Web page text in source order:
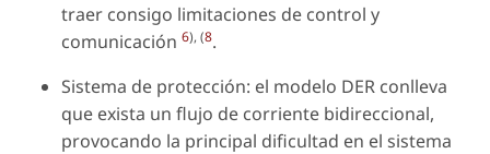
traer consigo limitaciones de control y
comunicación 6), (8.
Sistema de protección: el modelo DER conlleva
que exista un flujo de corriente bidireccional,
provocando la principal dificultad en el sistema